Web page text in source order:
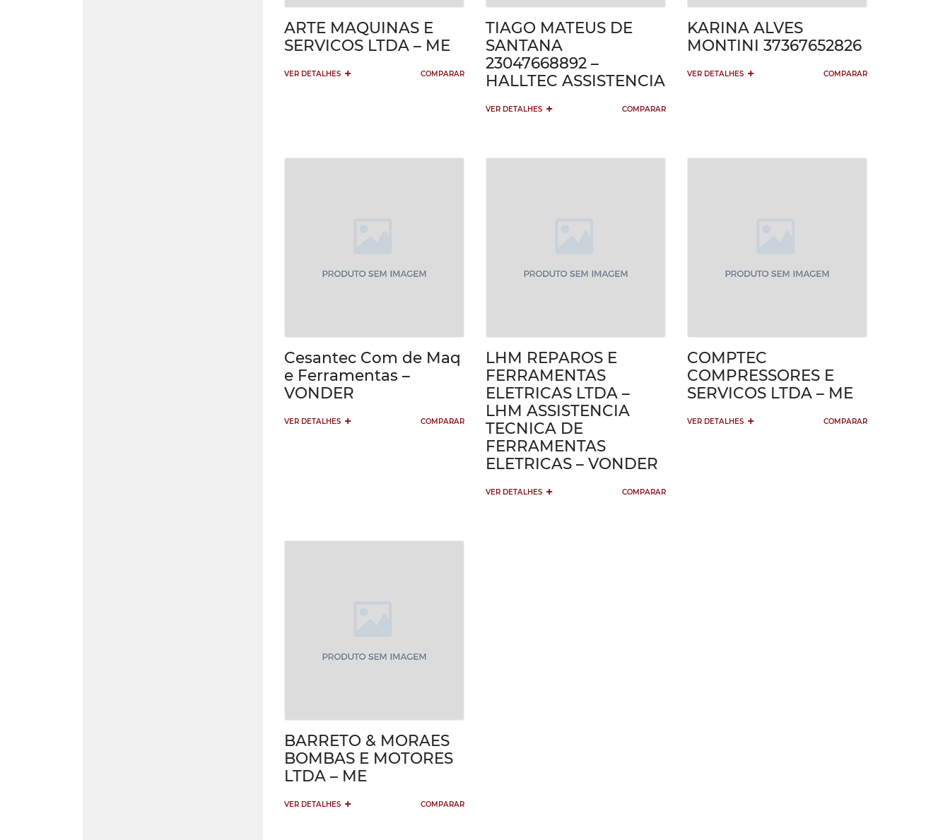
ARTE MAQUINAS E
SERVICOS LTDA – ME
VER DETALHES + COMPARAR
TIAGO MATEUS DE
SANTANA
23047668892 –
HALLTEC ASSISTENCIA
VER DETALHES + COMPARAR
KARINA ALVES
MONTINI 37367652826
VER DETALHES + COMPARAR
Cesantec Com de Maq
e Ferramentas –
VONDER
VER DETALHES + COMPARAR
LHM REPAROS E
FERRAMENTAS
ELETRICAS LTDA –
LHM ASSISTENCIA
TECNICA DE
FERRAMENTAS
ELETRICAS – VONDER
VER DETALHES + COMPARAR
COMPTEC
COMPRESSORES E
SERVICOS LTDA – ME
VER DETALHES + COMPARAR
BARRETO & MORAES
BOMBAS E MOTORES
LTDA – ME
VER DETALHES + COMPARAR